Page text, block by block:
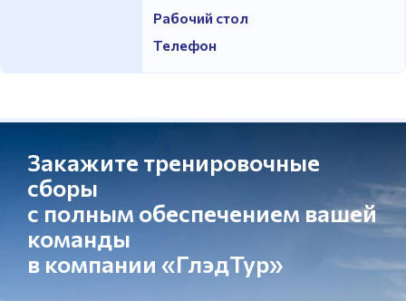
Рабочий стол
Телефон
Закажите тренировочные
сборы
с полным обеспечением вашей
команды
в компании «ГлэдТур»